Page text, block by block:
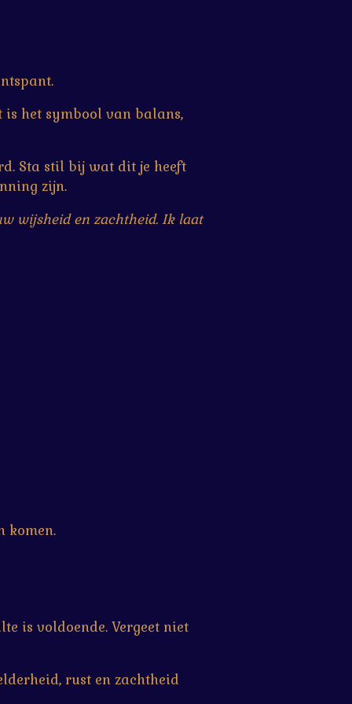
is het symbool van balans,
Sta stil bij wat dit je heeft
zijn.
wijsheid en zachtheid. Ik laat
komen.
is voldoende. Vergeet niet
rust en zachtheid